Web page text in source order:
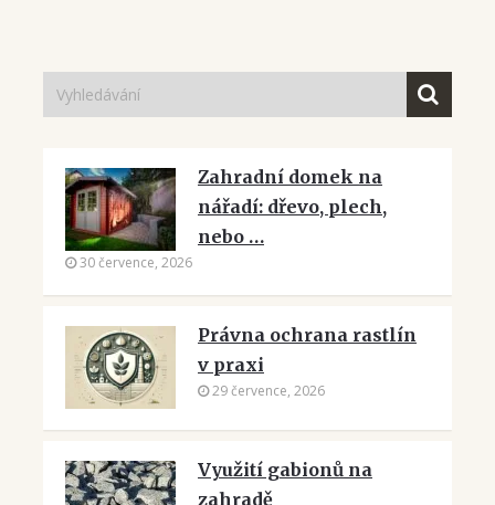
Zahradní domek na
nářadí: dřevo, plech,
nebo …
30 července, 2026
Právna ochrana rastlín
v praxi
29 července, 2026
Využití gabionů na
zahradě